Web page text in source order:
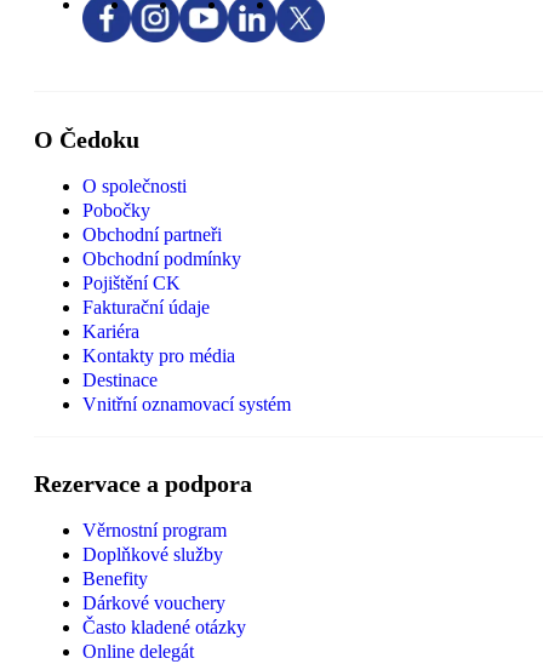
O Čedoku
O společnosti
Pobočky
Obchodní partneři
Obchodní podmínky
Pojištění CK
Fakturační údaje
Kariéra
Kontakty pro média
Destinace
Vnitřní oznamovací systém
Rezervace a podpora
Věrnostní program
Doplňkové služby
Benefity
Dárkové vouchery
Často kladené otázky
Online delegát